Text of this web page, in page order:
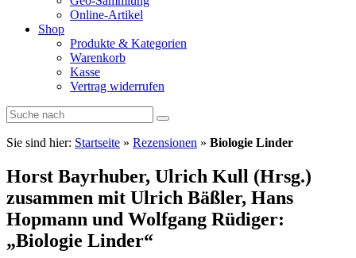
Online-Artikel
Shop
Produkte & Kategorien
Warenkorb
Kasse
Vertrag widerrufen
Sie sind hier: Startseite » Rezensionen » Biologie Linder
Horst Bayrhuber, Ulrich Kull (Hrsg.)
zusammen mit Ulrich Bäßler, Hans
Hopmann und Wolfgang Rüdiger:
„Biologie Linder“